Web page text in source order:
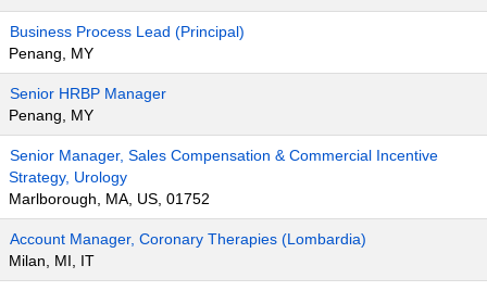
Business Process Lead (Principal)
Penang, MY
Senior HRBP Manager
Penang, MY
Senior Manager, Sales Compensation & Commercial Incentive
Strategy, Urology
Marlborough, MA, US, 01752
Account Manager, Coronary Therapies (Lombardia)
Milan, MI, IT